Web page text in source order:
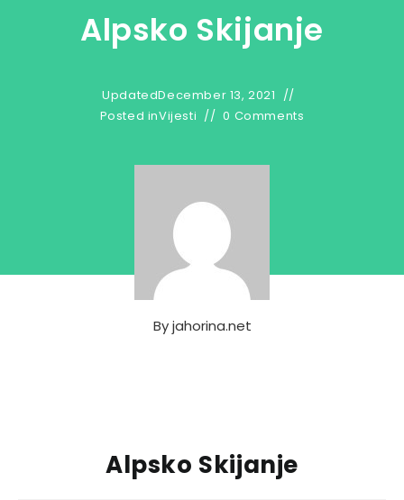
Alpsko Skijanje
UpdatedDecember 13, 2021
Posted inVijesti 0 Comments
Byjahorina.net
Alpsko Skijanje